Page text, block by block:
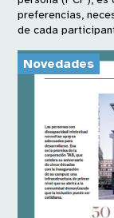
preferencias,
de cada
Novedades